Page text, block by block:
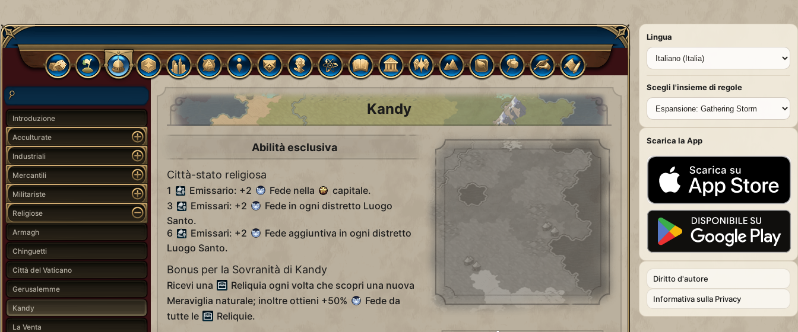
Introduzione
Acculturate
Industriali
Mercantili
Militariste
Religiose
Armagh
Chinguetti
Città del Vaticano
Gerusalemme
Kandy
La Venta
Kandy
Abilità esclusiva
Città-stato religiosa
1 Emissario: +2 Fede nella
capitale.
3
Emissari: +2
Fede in ogni distretto Luogo
Santo.
6
Emissari: +2
Fede aggiuntiva in ogni distretto
Luogo Santo.
Bonus per la Sovranità di Kandy
Ricevi una
Reliquia ogni volta che scopri una nuova
Meraviglia naturale; inoltre ottieni +50%
Fede da
tutte le
Reliquie.
Lingua
Scegli l'insieme di regole
Scarica la App
Diritto d'autore
Informativa sulla Privacy